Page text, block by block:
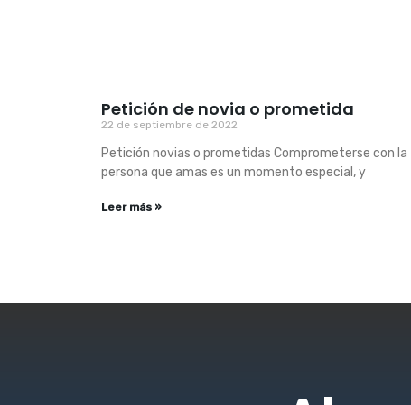
Petición de novia o prometida
22 de septiembre de 2022
Petición novias o prometidas Comprometerse con la
persona que amas es un momento especial, y
Leer más »